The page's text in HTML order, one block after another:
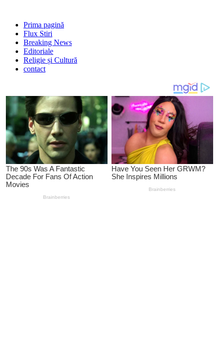
Prima pagină
Flux Stiri
Breaking News
Editoriale
Religie și Cultură
contact